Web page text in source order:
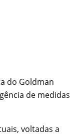
do Goldman
de medidas
voltadas a